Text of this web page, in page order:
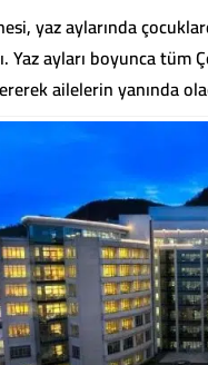
yaz aylarında
Yaz ayları boyunca tüm
ailelerin yanında